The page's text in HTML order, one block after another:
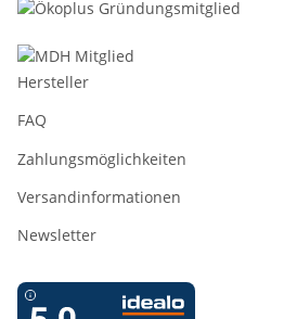
Hersteller
FAQ
Zahlungsmöglichkeiten
Versandinformationen
Newsletter